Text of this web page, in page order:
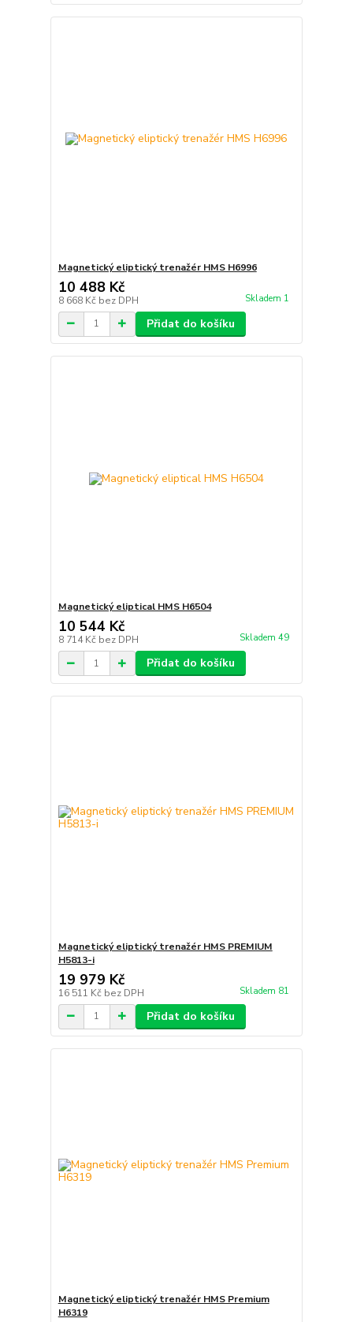
Magnetický eliptický trenažér HMS H6996
10 488 Kč
8 668 Kč bez DPH Skladem 1
Přidat do košíku
Magnetický eliptical HMS H6504
10 544 Kč
8 714 Kč bez DPH Skladem 49
Přidat do košíku
Magnetický eliptický trenažér HMS PREMIUM
H5813-i
19 979 Kč
16 511 Kč bez DPH Skladem 81
Přidat do košíku
Magnetický eliptický trenažér HMS Premium
H6319